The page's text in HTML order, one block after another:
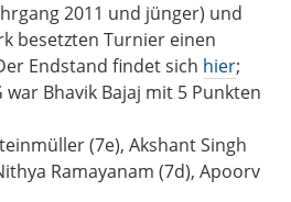
2011 und jünger) und
besetzten Turnier einen
Endstand findet sich hier;
war Bhavik Bajaj mit 5 Punkten
(7e), Akshant Singh
Ramayanam (7d), Apoorv